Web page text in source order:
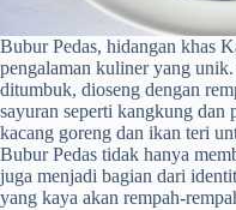
Bubur Pedas, hidangan khas
pengalaman kuliner yang
ditumbuk, dioseng dengan
sayuran seperti kangkung
kacang goreng dan ikan teri
Bubur Pedas tidak hanya
juga menjadi bagian dari
yang kaya akan rempah-